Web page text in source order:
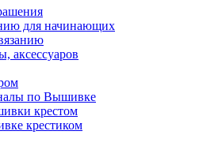
для начинающих
аксессуаров
по Вышивке
крестом
крестиком